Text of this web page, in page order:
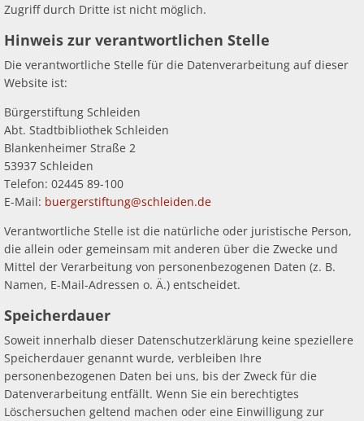
Zugriff durch Dritte ist nicht möglich.
Hinweis zur verantwortlichen Stelle
Die verantwortliche Stelle für die Datenverarbeitung auf dieser
Website ist:
Bürgerstiftung Schleiden
Abt. Stadtbibliothek Schleiden
Blankenheimer Straße 2
53937 Schleiden
Telefon: 02445 89-100
E-Mail: buergerstiftung@schleiden.de
Verantwortliche Stelle ist die natürliche oder juristische Person,
die allein oder gemeinsam mit anderen über die Zwecke und
Mittel der Verarbeitung von personenbezogenen Daten (z. B.
Namen, E-Mail-Adressen o. Ä.) entscheidet.
Speicherdauer
Soweit innerhalb dieser Datenschutzerklärung keine speziellere
Speicherdauer genannt wurde, verbleiben Ihre
personenbezogenen Daten bei uns, bis der Zweck für die
Datenverarbeitung entfällt. Wenn Sie ein berechtigtes
Löschersuchen geltend machen oder eine Einwilligung zur